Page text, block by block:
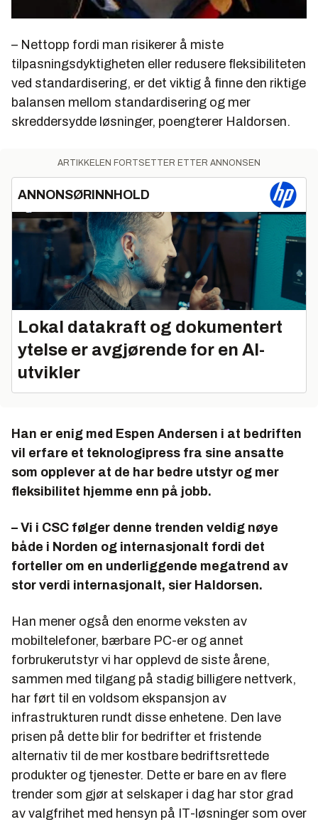
– Nettopp fordi man risikerer å miste
tilpasningsdyktigheten eller redusere fleksibiliteten
ved standardisering, er det viktig å finne den riktige
balansen mellom standardisering og mer
skreddersydde løsninger, poengterer Haldorsen.
ARTIKKELEN FORTSETTER ETTER ANNONSEN
ANNONSØRINNHOLD
Lokal datakraft og dokumentert
ytelse er avgjørende for en AI-
utvikler
Han er enig med Espen Andersen i at bedriften
vil erfare et teknologipress fra sine ansatte
som opplever at de har bedre utstyr og mer
fleksibilitet hjemme enn på jobb.
– Vi i CSC følger denne trenden veldig nøye
både i Norden og internasjonalt fordi det
forteller om en underliggende megatrend av
stor verdi internasjonalt, sier Haldorsen.
Han mener også den enorme veksten av
mobiltelefoner, bærbare PC-er og annet
forbrukerutstyr vi har opplevd de siste årene,
sammen med tilgang på stadig billigere nettverk,
har ført til en voldsom ekspansjon av
infrastrukturen rundt disse enhetene. Den lave
prisen på dette blir for bedrifter et fristende
alternativ til de mer kostbare bedriftsrettede
produkter og tjenester. Dette er bare en av flere
trender som gjør at selskaper i dag har stor grad
av valgfrihet med hensyn på IT-løsninger som over